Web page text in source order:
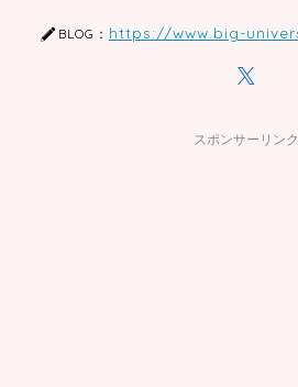
BLOG： https://www.big-
スポンサーリンク